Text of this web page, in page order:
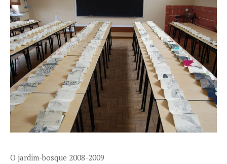
O jardim-bosque 2008-2009